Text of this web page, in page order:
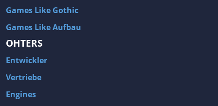
Games Like Gothic
Games Like Aufbau
OHTERS
Entwickler
Vertriebe
Engines